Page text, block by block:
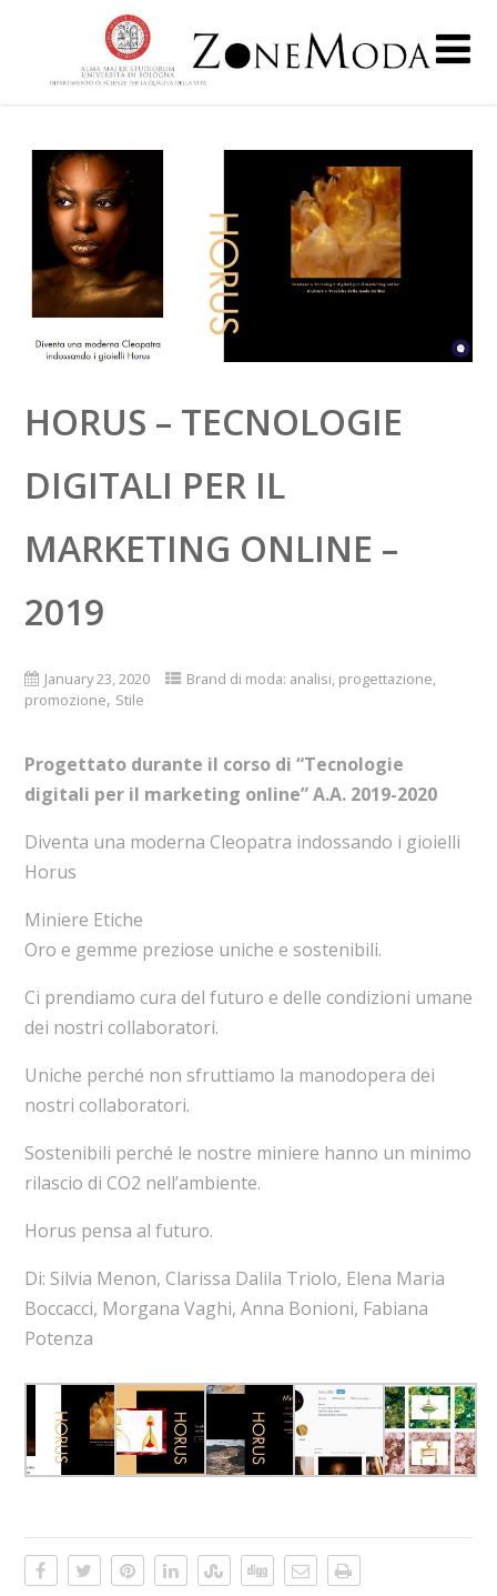
HORUS – TECNOLOGIE
DIGITALI PER IL
MARKETING ONLINE –
2019
January 23, 2020
Brand di moda: analisi, progettazione,
promozione, Stile
Progettato durante il corso di “Tecnologie
digitali per il marketing online” A.A. 2019-2020
Diventa una moderna Cleopatra indossando i gioielli
Horus
Miniere Etiche
Oro e gemme preziose uniche e sostenibili.
Ci prendiamo cura del futuro e delle condizioni umane
dei nostri collaboratori.
Uniche perché non sfruttiamo la manodopera dei
nostri collaboratori.
Sostenibili perché le nostre miniere hanno un minimo
rilascio di CO2 nell’ambiente.
​Horus pensa al futuro.
Di: Silvia Menon, Clarissa Dalila Triolo, Elena Maria
Boccacci, Morgana Vaghi, Anna Bonioni, Fabiana
Potenza